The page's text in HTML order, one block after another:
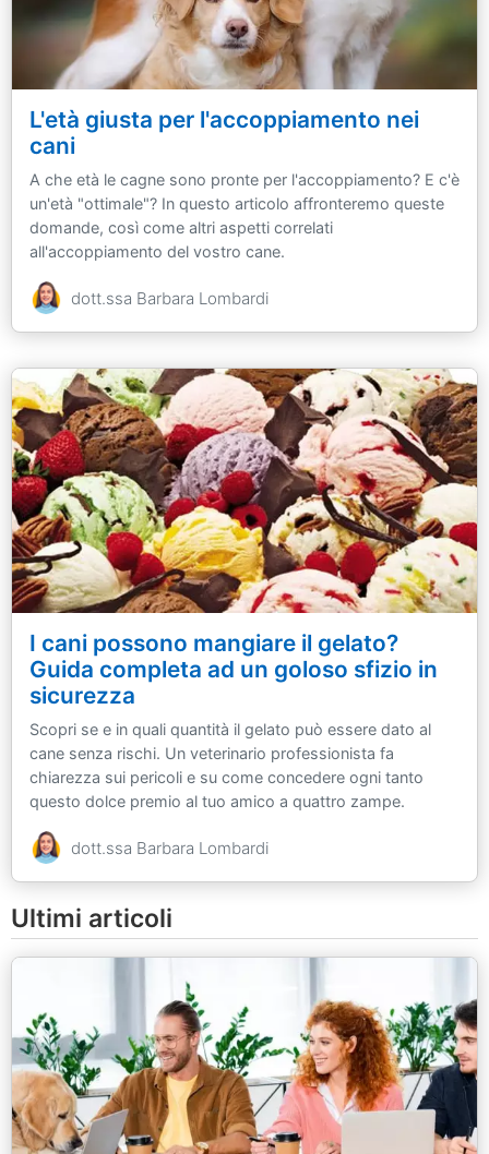
L'età giusta per l'accoppiamento nei
cani
A che età le cagne sono pronte per l'accoppiamento? E c'è
un'età "ottimale"? In questo articolo affronteremo queste
domande, così come altri aspetti correlati
all'accoppiamento del vostro cane.
dott.ssa Barbara Lombardi
I cani possono mangiare il gelato?
Guida completa ad un goloso sfizio in
sicurezza
Scopri se e in quali quantità il gelato può essere dato al
cane senza rischi. Un veterinario professionista fa
chiarezza sui pericoli e su come concedere ogni tanto
questo dolce premio al tuo amico a quattro zampe.
dott.ssa Barbara Lombardi
Ultimi articoli